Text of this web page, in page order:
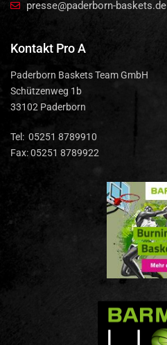
presse@paderborn-baskets.de
Kontakt Pro A
Paderborn Baskets Team GmbH
Schützenweg 1b
33102 Paderborn
Tel: 05251 8789910
Fax: 05251 8789922